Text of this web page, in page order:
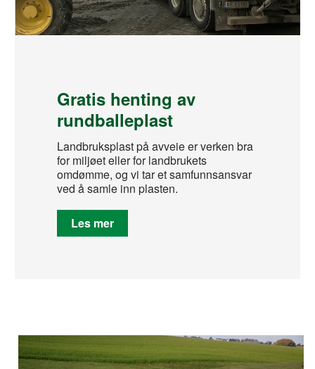
Gratis henting av
rundballeplast
Landbruksplast på avveie er verken bra
for miljøet eller for landbrukets
omdømme, og vi tar et samfunnsansvar
ved å samle inn plasten.
Les mer